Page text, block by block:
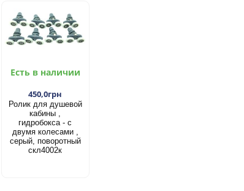
Есть в наличии
450,0грн
Ролик для душевой
кабины ,
гидробокса - с
двумя колесами ,
серый, поворотный
скл4002к